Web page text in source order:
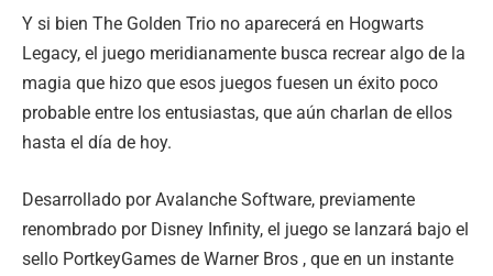
Y si bien The Golden Trio no aparecerá en Hogwarts
Legacy, el juego meridianamente busca recrear algo de la
magia que hizo que esos juegos fuesen un éxito poco
probable entre los entusiastas, que aún charlan de ellos
hasta el día de hoy.
Desarrollado por Avalanche Software, previamente
renombrado por Disney Infinity, el juego se lanzará bajo el
sello PortkeyGames de Warner Bros , que en un instante